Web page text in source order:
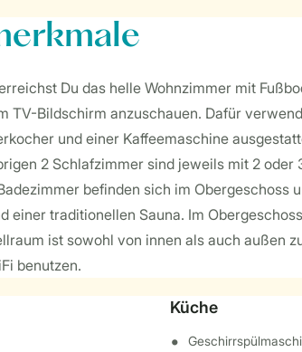
Du das helle Wohnzimmer mit
Bildschirm anzuschauen. Dafür
und einer Kaffeemaschine
2 Schlafzimmer sind jeweils mit 2
befinden sich im Obergeschoss
einer traditionellen Sauna. Im
ist sowohl von innen als auch außen
benutzen.
Küche